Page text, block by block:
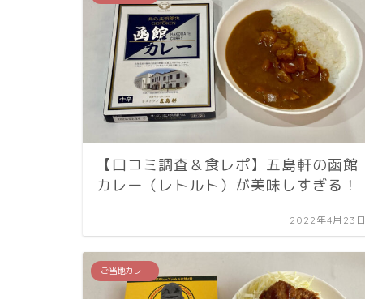
【口コミ調査＆食レポ】五島軒の函館
カレー（レトルト）が美味しすぎる！
2022年4月23日
ご当地カレー